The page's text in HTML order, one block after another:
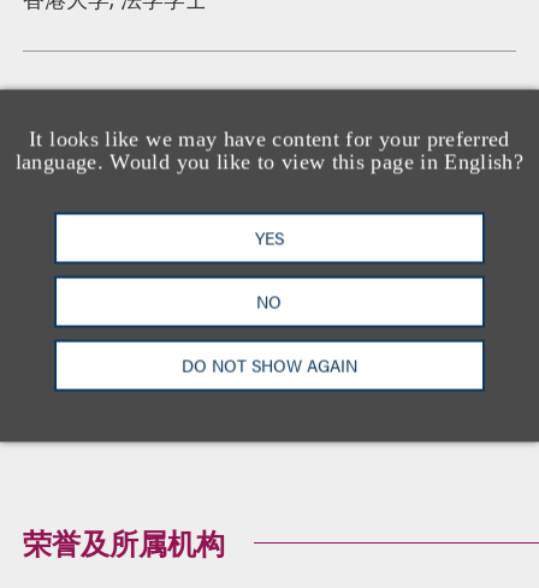
It looks like we may have content for your preferred
language. Would you like to view this page in English?
YES
NO
DO NOT SHOW AGAIN
香港
普通话
荣誉及所属机构